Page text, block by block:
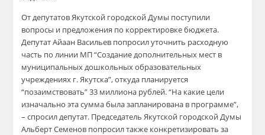
От депутатов Якутской городской Думы поступили
вопросы и предложения по корректировке бюджета.
Депутат Айаан Васильев попросил уточнить расходную
часть по линии МП “Создание дополнительных мест в
муниципальных дошкольных образовательных
учреждениях г. Якутска”, откуда планируется
“позаимствовать” 33 миллиона рублей. “На какие цели
изначально эта сумма была запланирована в программе”,
– спросил депутат. Председатель Якутской городской Думы
Альберт Семенов попросил также конкретизировать за